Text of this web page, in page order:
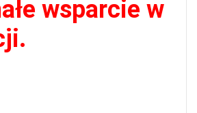
wsparcie w